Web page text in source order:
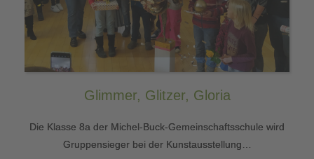
Glimmer, Glitzer, Gloria
Die Klasse 8a der Michel-Buck-Gemeinschaftsschule wird
Gruppensieger bei der Kunstausstellung…